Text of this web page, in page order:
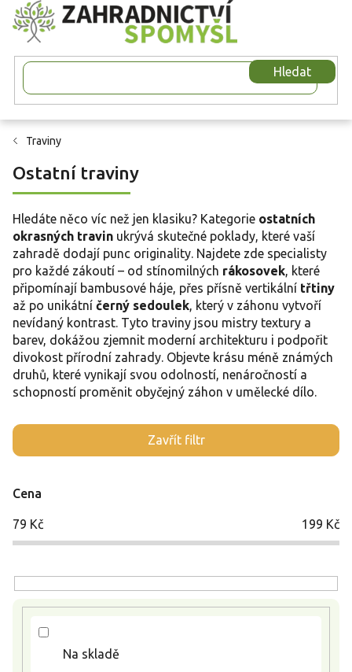
Přejít
na
obsah
Hledat
Traviny
Ostatní traviny
Hledáte něco víc než jen klasiku? Kategorie ostatních
okrasných travin ukrývá skutečné poklady, které vaší
zahradě dodají punc originality. Najdete zde specialisty
pro každé zákoutí – od stínomilných rákosovek , které
připomínají bambusové háje, přes přísně vertikální třtiny
až po unikátní černý sedoulek , který v záhonu vytvoří
nevídaný kontrast. Tyto traviny jsou mistry textury a
barev, dokážou zjemnit moderní architekturu i podpořit
divokost přírodní zahrady. Objevte krásu méně známých
druhů, které vynikají svou odolností, nenáročností a
schopností proměnit obyčejný záhon v umělecké dílo.
Zavřít filtr
Cena
79 Kč 199 Kč
Na skladě
V
ý
s
p
u